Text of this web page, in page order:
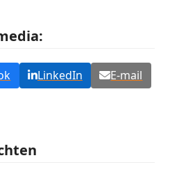
LinkedIn
E-mail